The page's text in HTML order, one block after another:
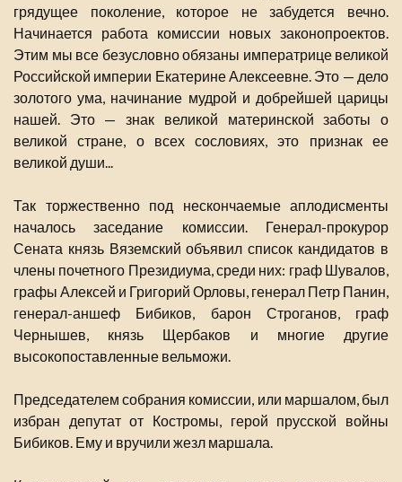
грядущее поколение, которое не забудется вечно.
Начинается работа комиссии новых законопроектов.
Этим мы все безусловно обязаны императрице великой
Российской империи Екатерине Алексеевне. Это — дело
золотого ума, начинание мудрой и добрейшей царицы
нашей. Это — знак великой материнской заботы о
великой стране, о всех сословиях, это признак ее
великой души...
Так торжественно под нескончаемые аплодисменты
началось заседание комиссии. Генерал-прокурор
Сената князь Вяземский объявил список кандидатов в
члены почетного Президиума, среди них: граф Шувалов,
графы Алексей и Григорий Орловы, генерал Петр Панин,
генерал-аншеф Бибиков, барон Строганов, граф
Чернышев, князь Щербаков и многие другие
высокопоставленные вельможи.
Председателем собрания комиссии, или маршалом, был
избран депутат от Костромы, герой прусской войны
Бибиков. Ему и вручили жезл маршала.